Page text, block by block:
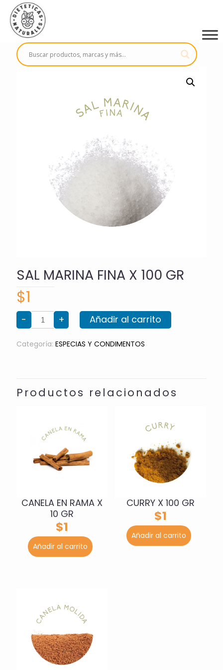
SAL MARINA FINA X 100 GR
$1
- SAL
MARINA
FINA
100
GR
+ Añadir al carrito
Categoría: ESPECIAS Y CONDIMENTOS
Productos relacionados
CANELA EN RAMA X
10 GR
$1
Añadir al carrito
CURRY X 100 GR
$1
Añadir al carrito